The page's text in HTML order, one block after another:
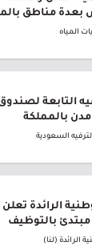
بعدة مناطق
المياه
التابعة
بالمملكة
السعودية
الرائدة
مبتدئ بالتوظيف
الرائدة (لنا)